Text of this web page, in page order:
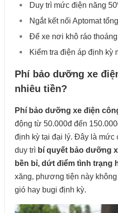
Duy trì mức điện năng
Ngắt kết nối Aptomat tổng
Để xe nơi khô ráo
Kiểm tra điện áp định kỳ
Phí bảo dưỡng xe
nhiêu tiền?
Phí bảo dưỡng xe điện
động từ 50.000đ đến
định kỳ tại đại lý. Đây là mức
duy trì bí quyết bảo dưỡng
bền bỉ, dứt điểm tình trạng
xăng, phương tiện này
gió hay bugi định kỳ.